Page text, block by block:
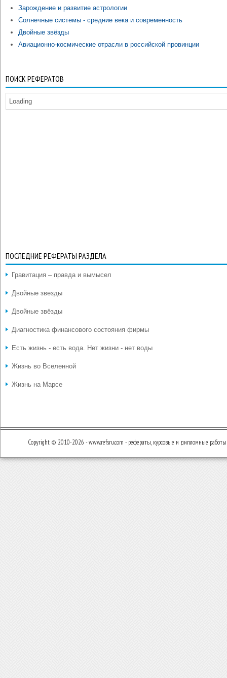
Зарождение и развитие астрологии
Солнечные системы - средние века и современность
Двойные звёзды
Авиационно-космические отрасли в российской провинции
ПОИСК РЕФЕРАТОВ
Loading
ПОСЛЕДНИЕ РЕФЕРАТЫ РАЗДЕЛА
Гравитация – правда и вымысел
Двойные звезды
Двойные звёзды
Диагностика финансового состояния фирмы
Есть жизнь - есть вода. Нет жизни - нет воды
Жизнь во Вселенной
Жизнь на Марсе
Copyright © 2010-2026 - www.refsru.com - рефераты, курсовые и дипломные работы